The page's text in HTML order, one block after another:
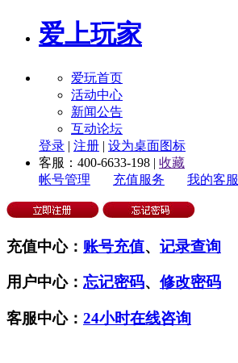
爱上玩家
爱玩首页
活动中心
新闻公告
互动论坛
登录 | 注册 | 设为桌面图标
客服：400-6633-198 | 收藏
帐号管理
充值服务 我的客服
充值中心： 账号充值、 记录查询
用户中心： 忘记密码、 修改密码
客服中心： 24小时在线咨询